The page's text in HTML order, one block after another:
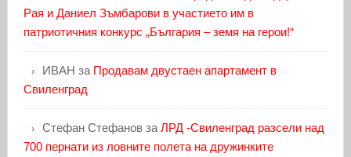
Рая и Даниел Зъмбарови в участието им в
патриотичния конкурс „България – земя на герои!“
ИВАН за Продавам двустаен апартамент в
Свиленград
Стефан Стефановза ЛРД -Свиленград разсели над
700 пернати из ловните полета на дружинките